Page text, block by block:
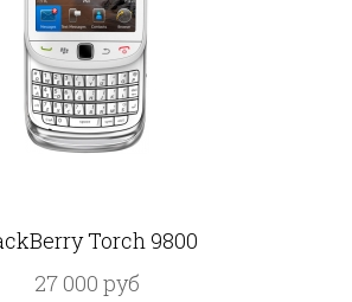
Torch 9800
27 000 руб